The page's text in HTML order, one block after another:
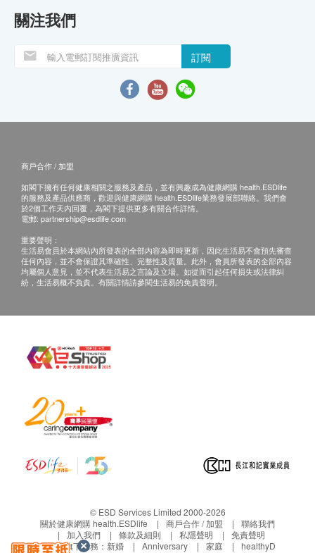
關注我們
訂閱
商戶合作 / 加盟
如閣下擁有任何健康相關之服務及產品，並有興趣成為健康網購 health.ESDlife
的服務及產品供應商，歡迎與健康網購 health.ESDlife業務發展部聯絡。我們會
於2個工作天內回覆，為閣下提供更多有關合作詳情。
電郵: partnership@esdlife.com
重要聲明：
生活易會員於本網站內所發表的全部內容為即時更新，因此生活易不會預先審查
任何內容，並不會保證其準確性、完整性及質量。此外，會員所發表的全部內容
均屬個人意見，並不代表生活易之言論及立場。如從而引起任何損失或法律糾
紛，生活易概不負責。有關詳情請參閱生活易的免責聲明。
© ESD Services Limited 2000-2026
關於健康網購 health.ESDlife
商戶合作 / 加盟
聯絡我們
加入我們
條款及細則 私隱聲明
免責聲明
生活易旗下業務： 新婚 Anniversary 家庭
healthyD